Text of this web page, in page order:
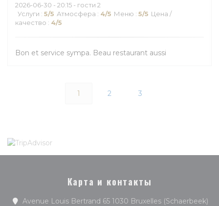
2026-06-30 - 20:15 - гости 2
Услуги : 5/5 Атмосфера : 4/5 Меню : 5/5 Цена /
качество : 4/5
Bon et service sympa. Beau restaurant aussi
1 2 3
Карта и контакты
Avenue Louis Bertrand 65 1030 Bruxelles (Schaerbeek)